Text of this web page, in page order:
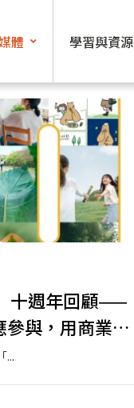
體 學習與資源
十週年回顧——
與，用商業力
...